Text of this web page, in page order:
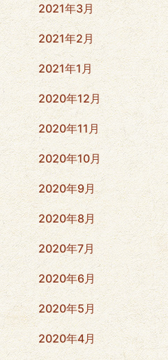
2021年3月
2021年2月
2021年1月
2020年12月
2020年11月
2020年10月
2020年9月
2020年8月
2020年7月
2020年6月
2020年5月
2020年4月